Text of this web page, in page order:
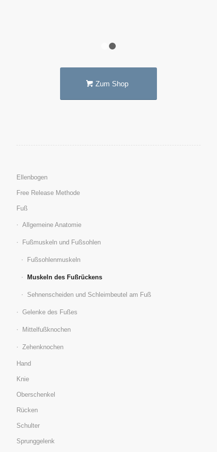
Zum Shop
Ellenbogen
Free Release Methode
Fuß
Allgemeine Anatomie
Fußmuskeln und Fußsohlen
Fußsohlenmuskeln
Muskeln des Fußrückens
Sehnenscheiden und Schleimbeutel am Fuß
Gelenke des Fußes
Mittelfußknochen
Zehenknochen
Hand
Knie
Oberschenkel
Rücken
Schulter
Sprunggelenk